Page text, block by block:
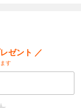
ゼント ／
す